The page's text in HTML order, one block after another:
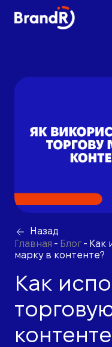
Назад
Главная - Блог - Как
марку в контенте?
Как